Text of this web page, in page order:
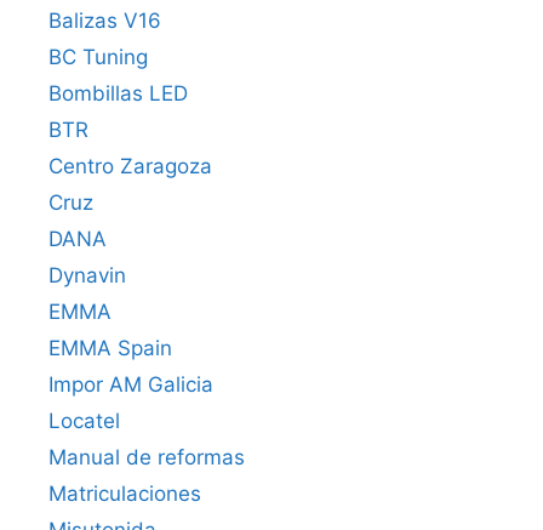
Balizas V16
BC Tuning
Bombillas LED
BTR
Centro Zaragoza
Cruz
DANA
Dynavin
EMMA
EMMA Spain
Impor AM Galicia
Locatel
Manual de reformas
Matriculaciones